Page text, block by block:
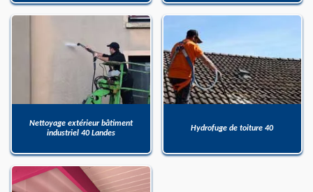
Nettoyage extérieur bâtiment
industriel 40 Landes
Hydrofuge de toiture 40